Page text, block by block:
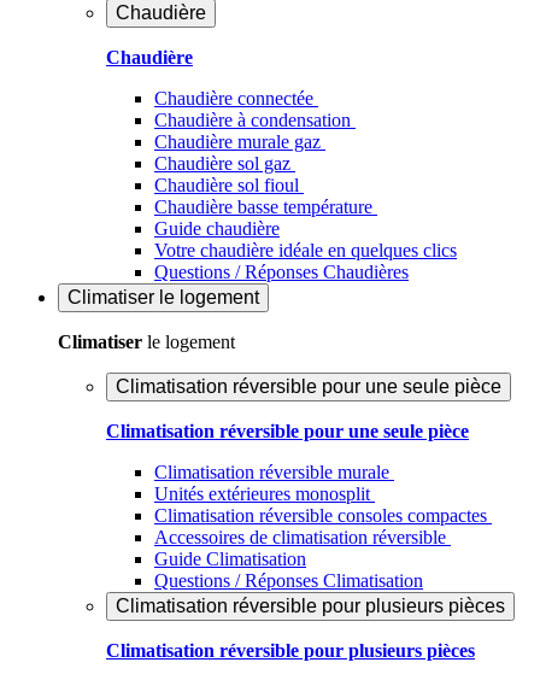
Chaudière
Chaudière
Chaudière connectée
Chaudière à condensation
Chaudière murale gaz
Chaudière sol gaz
Chaudière sol fioul
Chaudière basse température
Guide chaudière
Votre chaudière idéale en quelques clics
Questions / Réponses Chaudières
Climatiser le logement
Climatiser le logement
Climatisation réversible pour une seule pièce
Climatisation réversible pour une seule pièce
Climatisation réversible murale
Unités extérieures monosplit
Climatisation réversible consoles compactes
Accessoires de climatisation réversible
Guide Climatisation
Questions / Réponses Climatisation
Climatisation réversible pour plusieurs pièces
Climatisation réversible pour plusieurs pièces